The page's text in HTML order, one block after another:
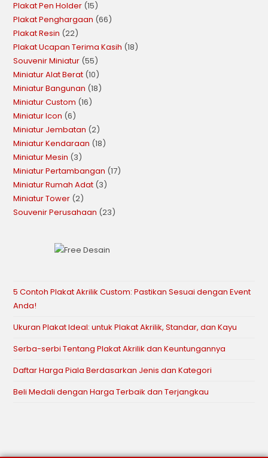
Plakat Pen Holder 15
Plakat Penghargaan 66
Plakat Resin 22
Plakat Ucapan Terima Kasih 18
Souvenir Miniatur 55
Miniatur Alat Berat 10
Miniatur Bangunan 18
Miniatur Custom 16
Miniatur Icon 6
Miniatur Jembatan 2
Miniatur Kendaraan 18
Miniatur Mesin 3
Miniatur Pertambangan 17
Miniatur Rumah Adat 3
Miniatur Tower 2
Souvenir Perusahaan 23
5 Contoh Plakat Akrilik Custom: Pastikan Sesuai dengan Event
Anda!
Ukuran Plakat Ideal: untuk Plakat Akrilik, Standar, dan Kayu
Serba-serbi Tentang Plakat Akrilik dan Keuntungannya
Daftar Harga Piala Berdasarkan Jenis dan Kategori
Beli Medali dengan Harga Terbaik dan Terjangkau